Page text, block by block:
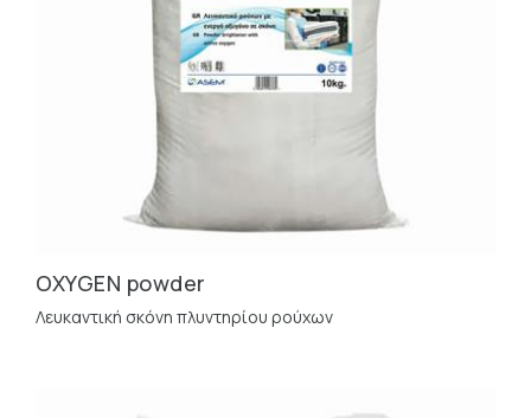
OXYGEN powder
Λευκαντική σκόνη πλυντηρίου ρούχων